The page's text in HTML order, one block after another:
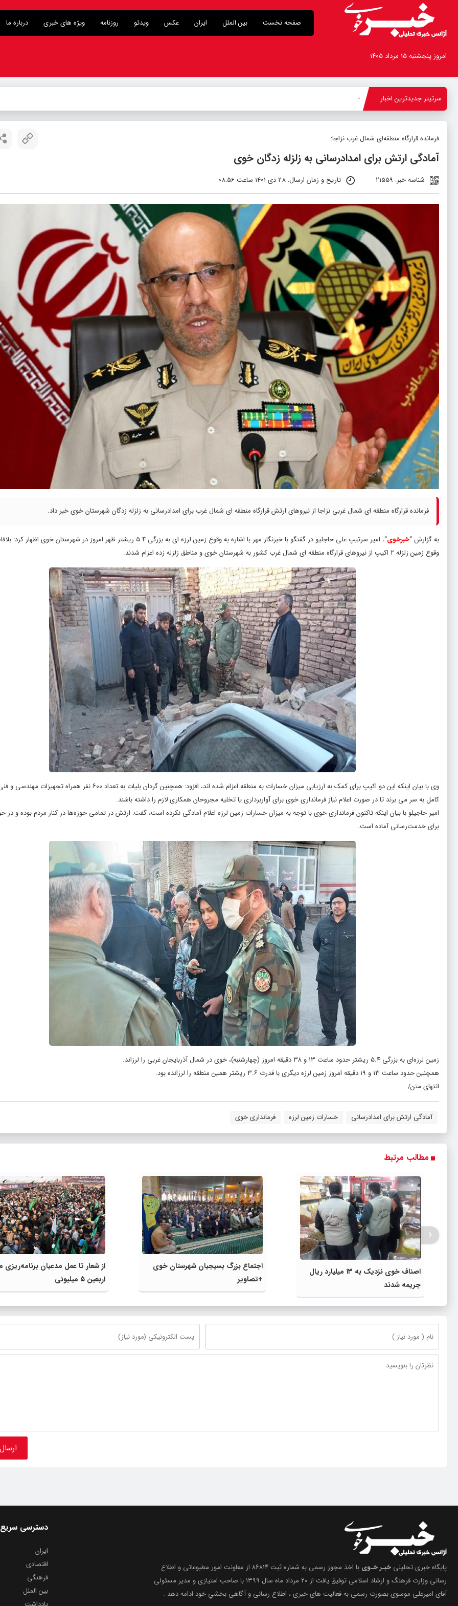
صفحه نخست بین الملل ایران عکس ویدئو روزنامه ویژه های خبری درباره ما
امروز پنجشنبه ۱۵ مرداد ۱۴۰۵
سرتیتر جدیدترین اخبار بازدید استاندار آذ
فرمانده قرارگاه منطقه‌ای شمال غرب نزاجا:
آمادگی ارتش برای امدادرسانی به زلزله زدگان خوی
شناسه خبر: 21559 تاریخ و زمان ارسال: 28 دی 1401 ساعت 08:56
فرمانده قرارگاه منطقه ای شمال غربی نزاجا از نیروهای ارتش قرارگاه منطقه ای شمال غرب برای امدادرسانی به زلزله زدگان شهرستان خوی خبر داد.
به گزارش “خبرخوی
“، امیر سرتیپ علی حاجلیو در گفتگو با خبرنگار مهر با اشاره به وقوع زمین لرزه ای به بزرگی ۵.۴ ریشتر ظهر امروز در شهرستان خوی
وقوع زمین زلزله ۲ اکیپ از نیروهای قرارگاه منطقه ای شمال غرب کشور به شهرستان خوی و مناطق زلزله زده اعزام شدند.
وی با بیان اینکه این دو اکیپ برای کمک به ارزیابی میزان خسارات به منطقه اعزام شده اند، افزود: همچنین گردان بلیات به تعداد
کامل به سر می برند تا در صورت اعلام نیاز فرمانداری خوی برای آواربرداری یا تخلیه مجروحان همکاری لازم را داشته باشند.
امیر حاجیلو با بیان اینکه تاکنون فرمانداری خوی با توجه به میزان خسارات زمین لرزه اعلام آمادگی نکرده است، گفت: ارتش در تمامی حوزه‌ها در کنار مردم بوده و
برای خدمت‌رسانی آماده است.
زمین لرزه‌ای به بزرگی ۵.۴ ریشتر حدود ساعت ۱۳ و ۳۸ دقیقه امروز (چهارشنبه)، خوی در شمال آذربایجان غربی را لرزاند.
همچنین حدود ساعت ۱۳ و ۱۹ دقیقه امروز زمین لرزه دیگری با قدرت ۳.۶ ریشتر همین منطقه را لرزانده بود.
انتهای متن/
آمادگی ارتش برای امدادرسانی خسارات زمین لرزه فرمانداری خوی
مطالب مرتبط
اصناف خوی نزدیک به ۱۳ میلیارد ریال
جریمه شدند
اجتماع بزرگ بسیجیان شهرستان خوی
+تصاویر
از شعار تا عمل مدعیان برنامه‌ریزی
اربعین ۵ میلیونی
‹
پایگاه خبری تحلیلی خبـر خـوی
با اخذ مجوز رسمی به شماره ثبت ۸۶۸۱۴ از معاونت امور مطبوعاتی و اطلاع
رسانی وزارت فرهنگ و ارشاد اسلامی توفیق یافت از ۲۰ مرداد ماه سال ۱۳۹۹ با صاحب امتیازی و مدیر مسئولی
آقای امیرعلی موسوی بصورت رسمی به فعالیت های خبری ، اطلاع رسانی و آگاهی بخشیِ خود ادامه دهد .
دسترسی سریع
ایران
اقتصادی
فرهنگی
بین الملل